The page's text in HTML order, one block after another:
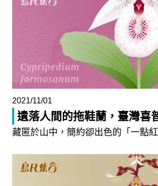
2021/11/01
遺落人間的拖鞋蘭，臺灣喜
藏匿於山中，簡約卻出色的「一點紅